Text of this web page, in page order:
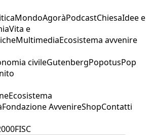
MondoAgoràPodcastChiesaIdee e
Vita e
MultimediaEcosistema avvenire
civileGutenbergPopotusPop
Ecosistema
Fondazione AvvenireShopContatti
FISC